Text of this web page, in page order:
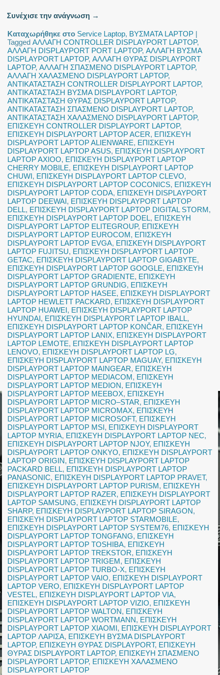
Συνέχισε την ανάγνωση →
Καταχωρήθηκε στο Service Laptop, ΒΥΣΜΑΤΑ LAPTOP |
Tagged ΑΛΛΑΓΗ CONTROLLER DISPLAYPORT LAPTOP,
ΑΛΛΑΓΗ DISPLAYPORT PORT LAPTOP,ΑΛΛΑΓΗ ΒΥΣΜΑ
DISPLAYPORT LAPTOP,ΑΛΛΑΓΗ ΘΥΡΑΣ DISPLAYPORT
LAPTOP,ΑΛΛΑΓΗ ΣΠΑΣΜΕΝΟ DISPLAYPORT LAPTOP,
ΑΛΛΑΓΗ ΧΑΛΑΣΜΕΝΟ DISPLAYPORT LAPTOP,
ΑΝΤΙΚΑΤΑΣΤΑΣΗ CONTROLLER DISPLAYPORT LAPTOP,
ΑΝΤΙΚΑΤΑΣΤΑΣΗ ΒΥΣΜΑ DISPLAYPORT LAPTOP,
ΑΝΤΙΚΑΤΑΣΤΑΣΗ ΘΥΡΑΣ DISPLAYPORT LAPTOP,
ΑΝΤΙΚΑΤΑΣΤΑΣΗ ΣΠΑΣΜΕΝΟ DISPLAYPORT LAPTOP,
ΑΝΤΙΚΑΤΑΣΤΑΣΗ ΧΑΛΑΣΜΕΝΟ DISPLAYPORT LAPTOP,
ΕΠΙΣΚΕΥΗ CONTROLLER DISPLAYPORT LAPTOP,
ΕΠΙΣΚΕΥΗ DISPLAYPORT LAPTOP ACER, ΕΠΙΣΚΕΥΗ
DISPLAYPORT LAPTOP ALIENWARE, ΕΠΙΣΚΕΥΗ
DISPLAYPORT LAPTOP ASUS, ΕΠΙΣΚΕΥΗ DISPLAYPORT
LAPTOP AXIOO, ΕΠΙΣΚΕΥΗ DISPLAYPORT LAPTOP
CHERRY MOBILE, ΕΠΙΣΚΕΥΗ DISPLAYPORT LAPTOP
CHUWI, ΕΠΙΣΚΕΥΗ DISPLAYPORT LAPTOP CLEVO,
ΕΠΙΣΚΕΥΗ DISPLAYPORT LAPTOP COCONICS, ΕΠΙΣΚΕΥΗ
DISPLAYPORT LAPTOP CODA, ΕΠΙΣΚΕΥΗ DISPLAYPORT
LAPTOP DEEWAI, ΕΠΙΣΚΕΥΗ DISPLAYPORT LAPTOP
DELL, ΕΠΙΣΚΕΥΗ DISPLAYPORT LAPTOP DIGITAL STORM,
ΕΠΙΣΚΕΥΗ DISPLAYPORT LAPTOP DOEL, ΕΠΙΣΚΕΥΗ
DISPLAYPORT LAPTOP ELITEGROUP, ΕΠΙΣΚΕΥΗ
DISPLAYPORT LAPTOP EUROCOM, ΕΠΙΣΚΕΥΗ
DISPLAYPORT LAPTOP EVGA, ΕΠΙΣΚΕΥΗ DISPLAYPORT
LAPTOP FUJITSU, ΕΠΙΣΚΕΥΗ DISPLAYPORT LAPTOP
GETAC, ΕΠΙΣΚΕΥΗ DISPLAYPORT LAPTOP GIGABYTE,
ΕΠΙΣΚΕΥΗ DISPLAYPORT LAPTOP GOOGLE, ΕΠΙΣΚΕΥΗ
DISPLAYPORT LAPTOP GRADIENTE, ΕΠΙΣΚΕΥΗ
DISPLAYPORT LAPTOP GRUNDIG, ΕΠΙΣΚΕΥΗ
DISPLAYPORT LAPTOP HASEE, ΕΠΙΣΚΕΥΗ DISPLAYPORT
LAPTOP HEWLETT PACKARD, ΕΠΙΣΚΕΥΗ DISPLAYPORT
LAPTOP HUAWEI, ΕΠΙΣΚΕΥΗ DISPLAYPORT LAPTOP
HYUNDAI, ΕΠΙΣΚΕΥΗ DISPLAYPORT LAPTOP IBALL,
ΕΠΙΣΚΕΥΗ DISPLAYPORT LAPTOP KONČAR, ΕΠΙΣΚΕΥΗ
DISPLAYPORT LAPTOP LANIX, ΕΠΙΣΚΕΥΗ DISPLAYPORT
LAPTOP LEMOTE, ΕΠΙΣΚΕΥΗ DISPLAYPORT LAPTOP
LENOVO, ΕΠΙΣΚΕΥΗ DISPLAYPORT LAPTOP LG,
ΕΠΙΣΚΕΥΗ DISPLAYPORT LAPTOP MAGUAY, ΕΠΙΣΚΕΥΗ
DISPLAYPORT LAPTOP MAINGEAR, ΕΠΙΣΚΕΥΗ
DISPLAYPORT LAPTOP MEDIACOM, ΕΠΙΣΚΕΥΗ
DISPLAYPORT LAPTOP MEDION, ΕΠΙΣΚΕΥΗ
DISPLAYPORT LAPTOP MEEBOX, ΕΠΙΣΚΕΥΗ
DISPLAYPORT LAPTOP MICRO–STAR, ΕΠΙΣΚΕΥΗ
DISPLAYPORT LAPTOP MICROMAX, ΕΠΙΣΚΕΥΗ
DISPLAYPORT LAPTOP MICROSOFT, ΕΠΙΣΚΕΥΗ
DISPLAYPORT LAPTOP MSI, ΕΠΙΣΚΕΥΗ DISPLAYPORT
LAPTOP MYRIA, ΕΠΙΣΚΕΥΗ DISPLAYPORT LAPTOP NEC,
ΕΠΙΣΚΕΥΗ DISPLAYPORT LAPTOP NJOY, ΕΠΙΣΚΕΥΗ
DISPLAYPORT LAPTOP ONKYO, ΕΠΙΣΚΕΥΗ DISPLAYPORT
LAPTOP ORIGIN, ΕΠΙΣΚΕΥΗ DISPLAYPORT LAPTOP
PACKARD BELL, ΕΠΙΣΚΕΥΗ DISPLAYPORT LAPTOP
PANASONIC, ΕΠΙΣΚΕΥΗ DISPLAYPORT LAPTOP PRAVET,
ΕΠΙΣΚΕΥΗ DISPLAYPORT LAPTOP PURISM, ΕΠΙΣΚΕΥΗ
DISPLAYPORT LAPTOP RAZER, ΕΠΙΣΚΕΥΗ DISPLAYPORT
LAPTOP SAMSUNG, ΕΠΙΣΚΕΥΗ DISPLAYPORT LAPTOP
SHARP, ΕΠΙΣΚΕΥΗ DISPLAYPORT LAPTOP SIRAGON,
ΕΠΙΣΚΕΥΗ DISPLAYPORT LAPTOP STARMOBILE,
ΕΠΙΣΚΕΥΗ DISPLAYPORT LAPTOP SYSTEM76, ΕΠΙΣΚΕΥΗ
DISPLAYPORT LAPTOP TONGFANG, ΕΠΙΣΚΕΥΗ
DISPLAYPORT LAPTOP TOSHIBA, ΕΠΙΣΚΕΥΗ
DISPLAYPORT LAPTOP TREKSTOR, ΕΠΙΣΚΕΥΗ
DISPLAYPORT LAPTOP TRIGEM, ΕΠΙΣΚΕΥΗ
DISPLAYPORT LAPTOP TURBO-X, ΕΠΙΣΚΕΥΗ
DISPLAYPORT LAPTOP VAIO, ΕΠΙΣΚΕΥΗ DISPLAYPORT
LAPTOP VERO, ΕΠΙΣΚΕΥΗ DISPLAYPORT LAPTOP
VESTEL, ΕΠΙΣΚΕΥΗ DISPLAYPORT LAPTOP VIA,
ΕΠΙΣΚΕΥΗ DISPLAYPORT LAPTOP VIZIO, ΕΠΙΣΚΕΥΗ
DISPLAYPORT LAPTOP WALTON, ΕΠΙΣΚΕΥΗ
DISPLAYPORT LAPTOP WORTMANN, ΕΠΙΣΚΕΥΗ
DISPLAYPORT LAPTOP XIAOMI, ΕΠΙΣΚΕΥΗ DISPLAYPORT
LAPTOP ΛΑΡΙΣΑ, ΕΠΙΣΚΕΥΗ ΒΥΣΜΑ DISPLAYPORT
LAPTOP, ΕΠΙΣΚΕΥΗ ΘΥΡΑΣ DISPLAYPORT, ΕΠΙΣΚΕΥΗ
ΘΥΡΑΣ DISPLAYPORT LAPTOP, ΕΠΙΣΚΕΥΗ ΣΠΑΣΜΕΝΟ
DISPLAYPORT LAPTOP, ΕΠΙΣΚΕΥΗ ΧΑΛΑΣΜΕΝΟ
DISPLAYPORT LAPTOP